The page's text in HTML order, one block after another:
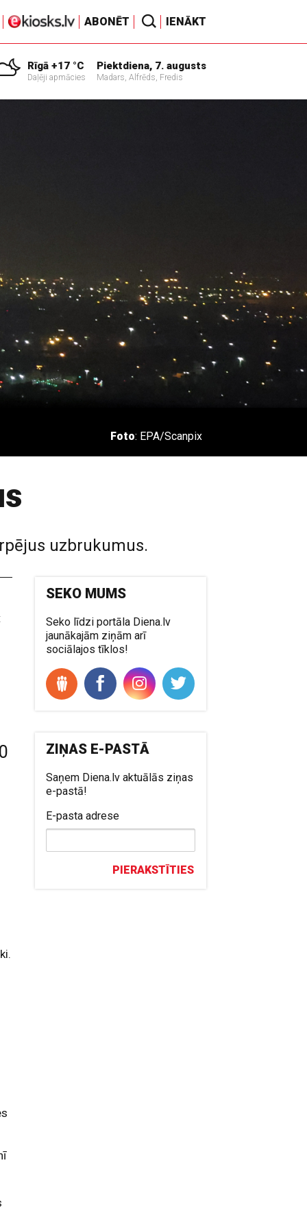
ABONĒT IENĀKT
Rīgā +17 °C
Daļēji apmācies
Piektdiena, 7. augusts
Madars, Alfrēds, Fredis
Foto: EPA/Scanpix
uzbrukumus.
SEKO MUMS
Seko līdzi portāla Diena.lv
jaunākajām ziņām arī
sociālajos tīklos!
ZIŅAS E-PASTĀ
Saņem Diena.lv aktuālās ziņas
e-pastā!
E-pasta adrese
PIERAKSTĪTIES